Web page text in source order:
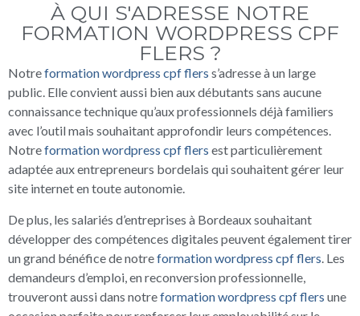
À QUI S'ADRESSE NOTRE
FORMATION WORDPRESS CPF
FLERS ?
Notreformation wordpress cpf flers s’adresse à un large
public. Elle convient aussi bien aux débutants sans aucune
connaissance technique qu’aux professionnels déjà familiers
avec l’outil mais souhaitant approfondir leurs compétences.
Notreformation wordpress cpf flers est particulièrement
adaptée aux entrepreneurs bordelais qui souhaitent gérer leur
site internet en toute autonomie.
De plus, les salariés d’entreprises à Bordeaux souhaitant
développer des compétences digitales peuvent également tirer
un grand bénéfice de notreformation wordpress cpf flers . Les
demandeurs d’emploi, en reconversion professionnelle,
trouveront aussi dans notreformation wordpress cpf flers une